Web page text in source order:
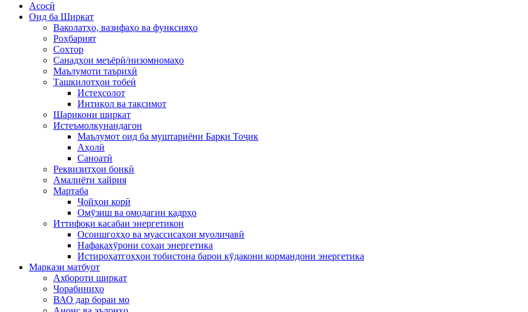
Асосӣ
Оид ба Ширкат
Ваколатҳо, вазифаҳо ва функсияҳо
Роҳбарият
Сохтор
Санадҳои меъёрӣ/низомномаҳо
Маълумоти таърихӣ
Ташкилотҳои тобеӣ
Истеҳсолот
Интиқол ва тақсимот
Шарикони ширкат
Истеъмолкунандагон
Маълумот оид ба муштариёни Барқи Тоҷик
Аҳолӣ
Саноатӣ
Реквизитҳои бонкӣ
Амалиёти хайрия
Мартаба
Ҷойҳои корӣ
Омӯзиш ва омодагии кадрҳо
Иттифоқи касабаи энергетикон
Осоишгоҳҳо ва муассисаҳои муолиҷавӣ
Нафақахӯрони соҳаи энергетика
Истироҳатгоҳҳои тобистона барои кӯдакони кормандони энергетика
Маркази матбуот
Ахбороти ширкат
Чорабиниҳо
ВАО дар бораи мо